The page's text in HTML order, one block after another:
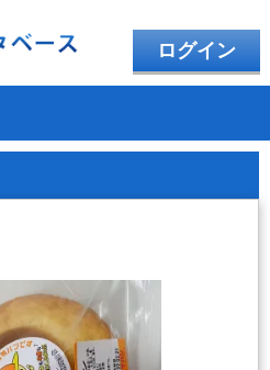
ログイン